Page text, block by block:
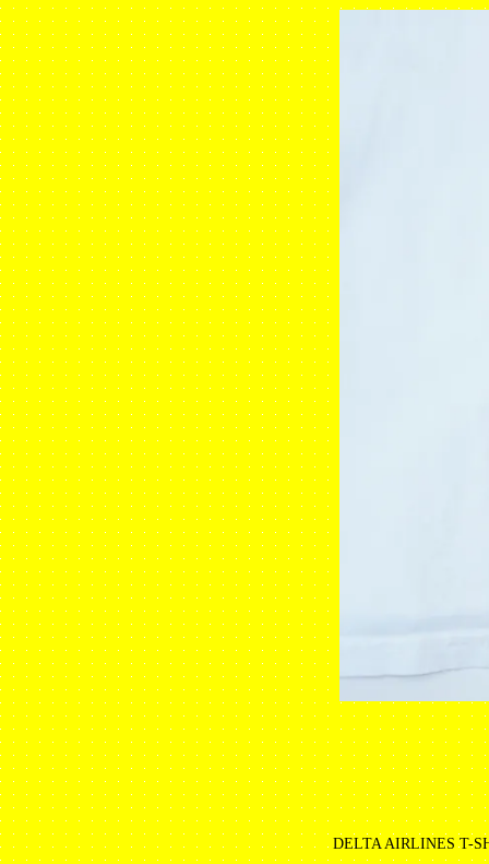
DELTA AIRLINES T-